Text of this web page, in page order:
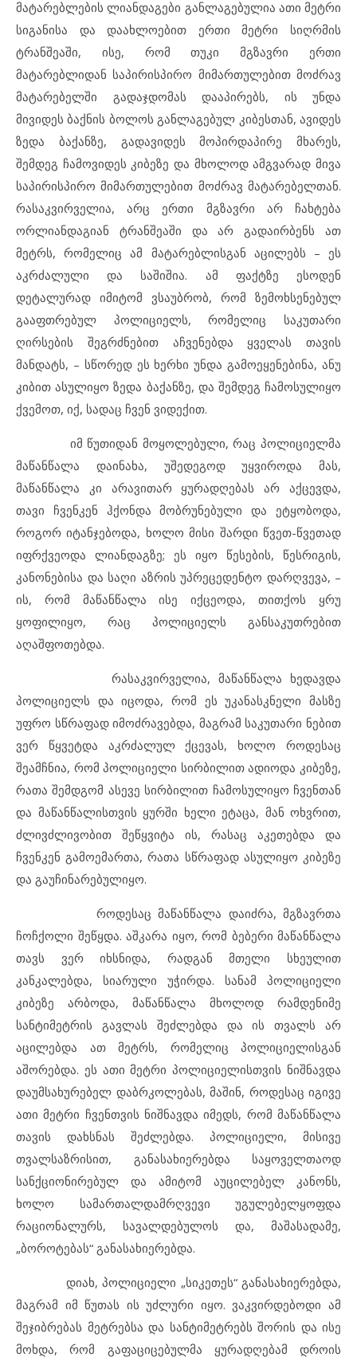
მატარებლების ლიანდაგები განლაგებულია ათი მეტრი
სიგანისა და დაახლოებით ერთი მეტრი სიღრმის
ტრანშეაში, ისე, რომ თუკი მგზავრი ერთი
მატარებლიდან საპირისპირო მიმართულებით მოძრავ
მატარებელში გადაჯდომას დააპირებს, ის უნდა
მივიდეს ბაქნის ბოლოს განლაგებულ კიბესთან, ავიდეს
ზედა ბაქანზე, გადავიდეს მოპირდაპირე მხარეს,
შემდეგ ჩამოვიდეს კიბეზე და მხოლოდ ამგვარად მივა
საპირისპირო მიმართულებით მოძრავ მატარებელთან.
რასაკვირველია, არც ერთი მგზავრი არ ჩახტება
ორლიანდაგიან ტრანშეაში და არ გადაირბენს ათ
მეტრს, რომელიც ამ მატარებლისგან აცილებს – ეს
აკრძალული და საშიშია. ამ ფაქტზე ესოდენ
დეტალურად იმიტომ ვსაუბრობ, რომ ზემოხსენებულ
გააფთრებულ პოლიციელს, რომელიც საკუთარი
ღირსების შეგრძნებით აჩვენებდა ყველას თავის
მანდატს, – სწორედ ეს ხერხი უნდა გამოეყენებინა, ანუ
კიბით ასულიყო ზედა ბაქანზე, და შემდეგ ჩამოსულიყო
ქვემოთ, იქ, სადაც ჩვენ ვიდექით.
იმ წუთიდან მოყოლებული, რაც პოლიციელმა
მაწანწალა დაინახა, უშედეგოდ უყვიროდა მას,
მაწანწალა კი არავითარ ყურადღებას არ აქცევდა,
თავი ჩვენკენ ჰქონდა მობრუნებული და ეტყობოდა,
როგორ იტანჯებოდა, ხოლო მისი შარდი წვეთ-წვეთად
იფრქვეოდა ლიანდაგზე; ეს იყო წესების, წესრიგის,
კანონებისა და საღი აზრის უპრეცედენტო დარღვევა, –
ის, რომ მაწანწალა ისე იქცეოდა, თითქოს ყრუ
ყოფილიყო, რაც პოლიციელს განსაკუთრებით
აღაშფოთებდა.
რასაკვირველია, მაწანწალა ხედავდა
პოლიციელს და იცოდა, რომ ეს უკანასკნელი მასზე
უფრო სწრაფად იმოძრავებდა, მაგრამ საკუთარი ნებით
ვერ წყვეტდა აკრძალულ ქცევას, ხოლო როდესაც
შეამჩნია, რომ პოლიციელი სირბილით ადიოდა კიბეზე,
რათა შემდგომ ასევე სირბილით ჩამოსულიყო ჩვენთან
და მაწანწალისთვის ყურში ხელი ეტაცა, მან ოხვრით,
ძლივძლივობით შეწყვიტა ის, რასაც აკეთებდა და
ჩვენკენ გამოემართა, რათა სწრაფად ასულიყო კიბეზე
და გაუჩინარებულიყო.
როდესაც მაწანწალა დაიძრა, მგზავრთა
ჩოჩქოლი შეწყდა. აშკარა იყო, რომ ბებერი მაწანწალა
თავს ვერ იხსნიდა, რადგან მთელი სხეულით
კანკალებდა, სიარული უჭირდა. სანამ პოლიციელი
კიბეზე არბოდა, მაწანწალა მხოლოდ რამდენიმე
სანტიმეტრის გავლას შეძლებდა და ის თვალს არ
აცილებდა ათ მეტრს, რომელიც პოლიციელისგან
აშორებდა. ეს ათი მეტრი პოლიციელისთვის ნიშნავდა
დაუმსახურებელ დაბრკოლებას, მაშინ, როდესაც იგივე
ათი მეტრი ჩვენთვის ნიშნავდა იმედს, რომ მაწანწალა
თავის დახსნას შეძლებდა. პოლიციელი, მისივე
თვალსაზრისით, განასახიერებდა საყოველთაოდ
სანქციონირებულ და ამიტომ აუცილებელ კანონს,
ხოლო სამართალდამრღვევი უგულებელყოფდა
რაციონალურს, სავალდებულოს და, მაშასადამე,
„ბოროტებას“ განასახიერებდა.
დიახ, პოლიციელი „სიკეთეს“ განასახიერებდა,
მაგრამ იმ წუთას ის უძლური იყო. ვაკვირდებოდი ამ
შეჯიბრებას მეტრებსა და სანტიმეტრებს შორის და ისე
მოხდა, რომ გაფაციცებულმა ყურადღებამ დროის